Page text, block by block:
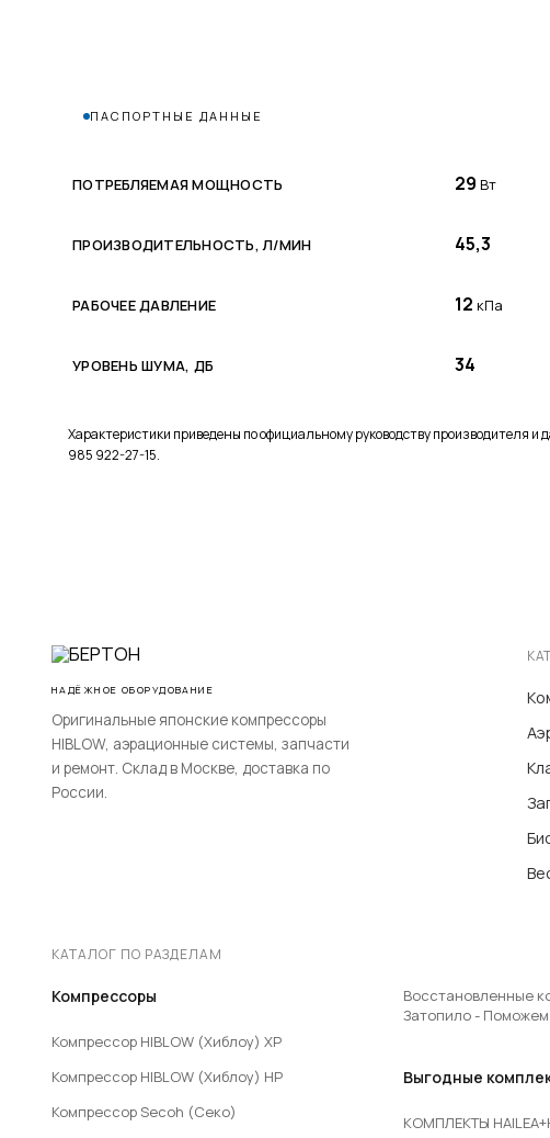
ПАСПОРТНЫЕ ДАННЫЕ
ПОТРЕБЛЯЕМАЯ МОЩНОСТЬ 29 Вт
ПРОИЗВОДИТЕЛЬНОСТЬ, Л/МИН 45,3
РАБОЧЕЕ ДАВЛЕНИЕ 12 кПа
УРОВЕНЬ ШУМА, ДБ 34
Характеристики приведены по официальному руководству производителя
985 922-27-15.
НАДЁЖНОЕ ОБОРУДОВАНИЕ
Оригинальные японские компрессоры
HIBLOW, аэрационные системы, запчасти
и ремонт. Склад в Москве, доставка по
России.
КАТАЛОГ ПО РАЗДЕЛАМ
Компрессоры
Компрессор HIBLOW (Хиблоу) XP
Компрессор HIBLOW (Хиблоу) HP
Компрессор Secoh (Секо)
Восстановленные
Затопило -
Выгодные
КОМПЛЕКТЫ